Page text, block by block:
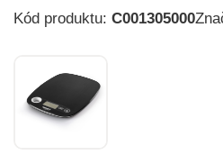
Kód produktu: C001305000